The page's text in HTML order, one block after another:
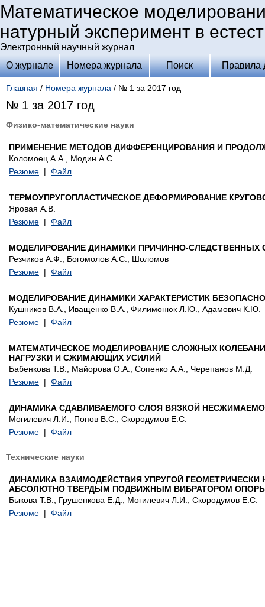
Математическое
натурный эксперимент в
Электронный научный журнал
О журнале
Номера журнала Поиск Правила
Главная / Номера журнала / № 1 за 2017 год
№ 1 за 2017 год
Физико-математические науки
ПРИМЕНЕНИЕ МЕТОДОВ ДИФФЕРЕНЦИРОВАНИЯ И
Коломоец А.А., Модин А.С.
Резюме | Файл
ТЕРМОУПРУГОПЛАСТИЧЕСКОЕ ДЕФОРМИРОВАНИЕ
Яровая А.В.
Резюме | Файл
МОДЕЛИРОВАНИЕ ДИНАМИКИ ПРИЧИННО-
Резчиков А.Ф., Богомолов А.С., Шоломов
Резюме | Файл
МОДЕЛИРОВАНИЕ ДИНАМИКИ ХАРАКТЕРИСТИК
Кушников В.А., Иващенко В.А., Филимонюк Л.Ю., Адамович К.Ю.
Резюме | Файл
МАТЕМАТИЧЕСКОЕ МОДЕЛИРОВАНИЕ СЛОЖНЫХ
НАГРУЗКИ И СЖИМАЮЩИХ УСИЛИЙ
Бабенкова Т.В., Майорова О.А., Сопенко А.А., Черепанов М.Д.
Резюме | Файл
ДИНАМИКА СДАВЛИВАЕМОГО СЛОЯ ВЯЗКОЙ
Могилевич Л.И., Попов В.С., Скородумов Е.С.
Резюме | Файл
Технические науки
ДИНАМИКА ВЗАИМОДЕЙСТВИЯ УПРУГОЙ
АБСОЛЮТНО ТВЕРДЫМ ПОДВИЖНЫМ ВИБРАТОРОМ
Быкова Т.В., Грушенкова Е.Д., Могилевич Л.И., Скородумов Е.С.
Резюме | Файл